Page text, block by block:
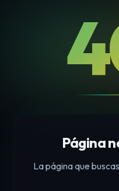
Página
La página que